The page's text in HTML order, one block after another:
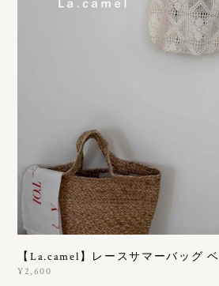
【La.camel】レースサマーバッグ
¥2,600